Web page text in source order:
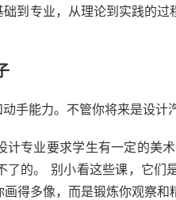
到专业，从理论到实践的
手能力。不管你将来是设计
计专业要求学生有一定的美
了的。 别小看这些课，它们
得多像，而是锻炼你观察和